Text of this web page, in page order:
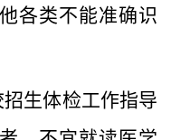
各类不能准确识
生体检工作指导